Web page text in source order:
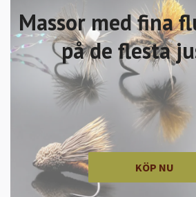
Massor med fina
på de flesta
KÖP NU